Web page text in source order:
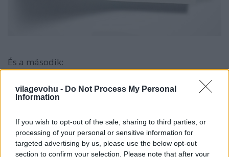
vilagevohu - Do Not Process My Personal
Information
If you wish to opt-out of the sale, sharing to third parties, or
processing of your personal or sensitive information for
targeted advertising by us, please use the below opt-out
section to confirm your selection. Please note that after your
És a második:
ha van maradék a bejgliből, csinálhatsz belőle
hihetetlenül egyszerűen felturbózott változatot:
pirítsd meg egy serpenyőben szeletenként vajban!
jó!